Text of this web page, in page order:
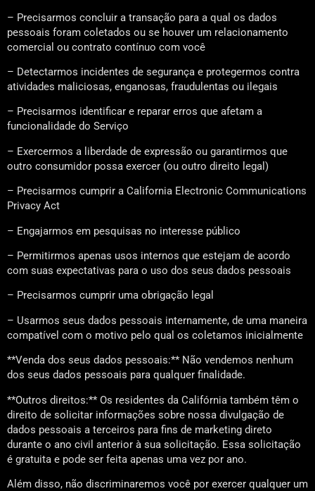
– Precisarmos concluir a transação para a qual os dados
pessoais foram coletados ou se houver um relacionamento
comercial ou contrato contínuo com você
– Detectarmos incidentes de segurança e protegermos contra
atividades maliciosas, enganosas, fraudulentas ou ilegais
– Precisarmos identificar e reparar erros que afetam a
funcionalidade do Serviço
– Exercermos a liberdade de expressão ou garantirmos que
outro consumidor possa exercer (ou outro direito legal)
– Precisarmos cumprir a California Electronic Communications
Privacy Act
– Engajarmos em pesquisas no interesse público
– Permitirmos apenas usos internos que estejam de acordo
com suas expectativas para o uso dos seus dados pessoais
– Precisarmos cumprir uma obrigação legal
– Usarmos seus dados pessoais internamente, de uma maneira
compatível com o motivo pelo qual os coletamos inicialmente
**Venda dos seus dados pessoais:** Não vendemos nenhum
dos seus dados pessoais para qualquer finalidade.
**Outros direitos:** Os residentes da Califórnia também têm o
direito de solicitar informações sobre nossa divulgação de
dados pessoais a terceiros para fins de marketing direto
durante o ano civil anterior à sua solicitação. Essa solicitação
é gratuita e pode ser feita apenas uma vez por ano.
Além disso, não discriminaremos você por exercer qualquer um